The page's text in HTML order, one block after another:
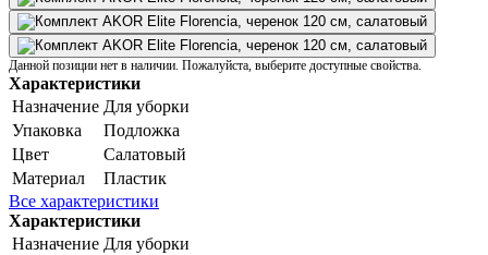
Данной позиции нет в наличии. Пожалуйста, выберите доступные свойства.
Характеристики
Назначение Для уборки
Упаковка
Подложка
Цвет
Салатовый
Материал
Пластик
Все характеристики
Характеристики
Назначение Для уборки